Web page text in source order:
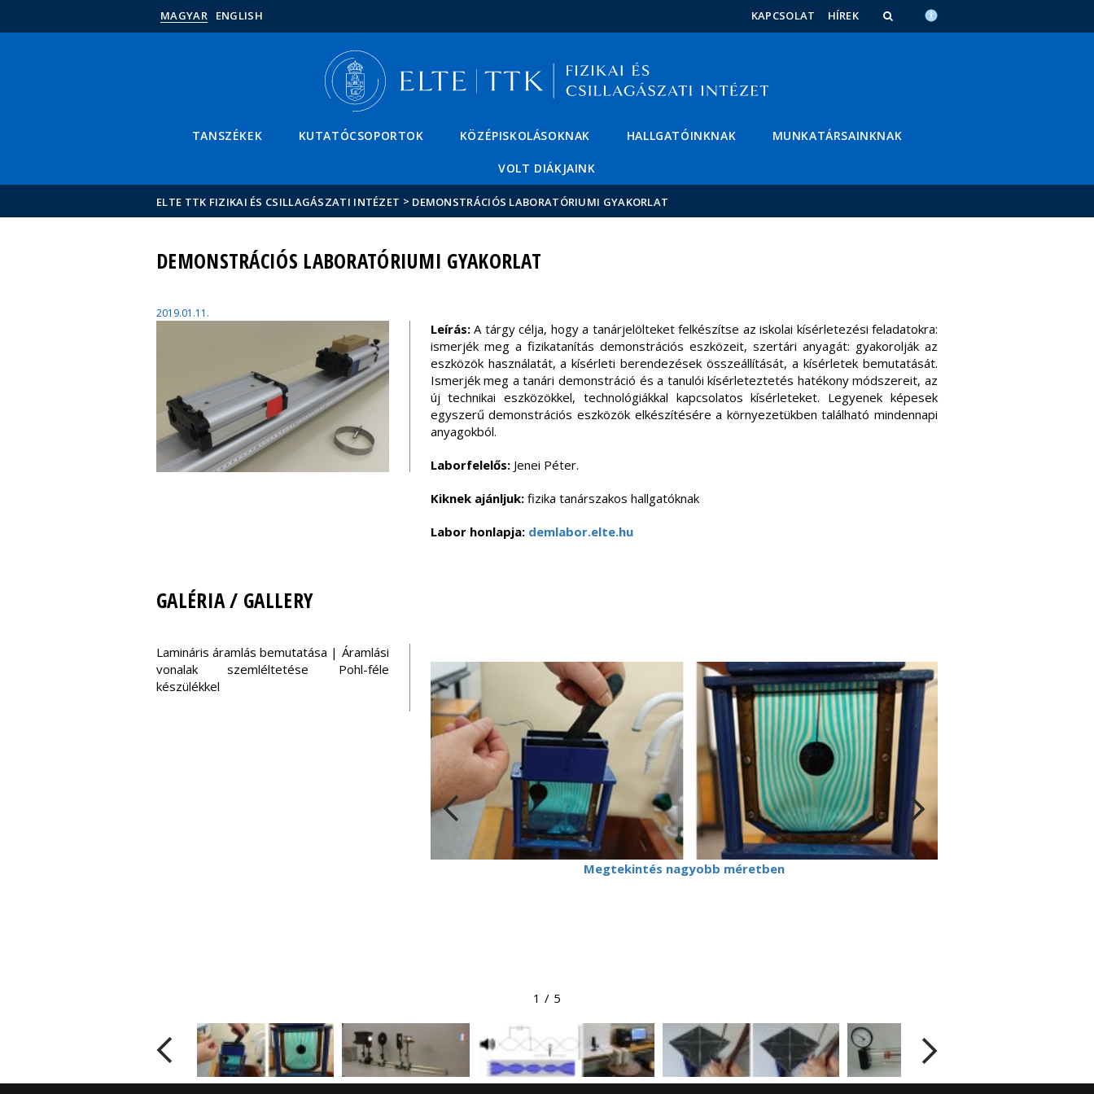
MAGYAR ENGLISH KAPCSOLAT HÍREK
TANSZÉKEK KUTATÓCSOPORTOK KÖZÉPISKOLÁSOKNAK HALLGATÓINKNAK MUNKATÁRSAINKNAK
VOLT DIÁKJAINK
ELTE TTK FIZIKAI ÉS CSILLAGÁSZATI INTÉZET > DEMONSTRÁCIÓS LABORATÓRIUMI GYAKORLAT
DEMONSTRÁCIÓS LABORATÓRIUMI GYAKORLAT
2019.01.11.
Leírás:A tárgy célja, hogy a tanárjelölteket felkészítse az iskolai kísérletezési feladatokra:
ismerjék meg a fizikatanítás demonstrációs eszközeit, szertári anyagát: gyakorolják az
eszközök használatát, a kísérleti berendezések összeállítását, a kísérletek bemutatását.
Ismerjék meg a tanári demonstráció és a tanulói kísérleteztetés hatékony módszereit, az
új technikai eszközökkel, technológiákkal kapcsolatos kísérleteket. Legyenek képesek
egyszerű demonstrációs eszközök elkészítésére a környezetükben található mindennapi
anyagokból.
Laborfelelős: Jenei Péter.
Kiknek ajánljuk:fizika tanárszakos hallgatóknak
Labor honlapja: demlabor.elte.hu
GALÉRIA / GALLERY
Lamináris áramlás bemutatása | Áramlási
vonalak szemléltetése Pohl-féle
készülékkel
Megtekintés nagyobb méretben
1 / 5